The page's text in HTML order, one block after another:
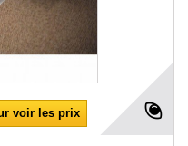
voir les prix